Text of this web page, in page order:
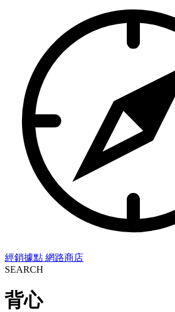
經銷據點 網路商店
SEARCH
背心